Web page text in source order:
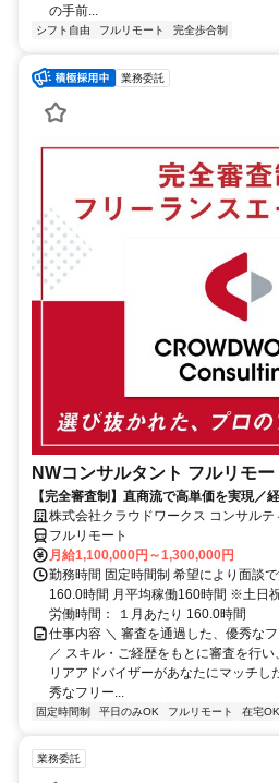
の手前...
シフト自由 フルリモート 完全歩合制
業務委託
NWコンサルタント フルリモー
【完全審査制】直商流で高単価を実現／
に合致した案件を多数保有
株式会社クラウドワークス コンサルテ
フルリモート
月給1,100,000円～1,300,000円
勤務時間 固定時間制 希望により面談
160.0時間 月平均稼働160時間 ※土日
労働時間： １月あたり 160.0時間
仕事内容 ＼ 審査を通過した、優秀な
／ スキル・ご経歴をもとに審査を行
リアアドバイザーがあなたにマッチし
秀なフリー...
固定時間制 平日のみOK フルリモート 在宅OK
業務委託